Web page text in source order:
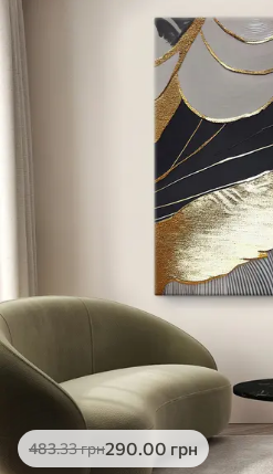
Яскраві, насичені кольори
Стійкість до вицвітання
Безпечне чорнило без запаху
Поверхня з текстурою полотна
Екологічний матеріал
Яскраві, насичені кольори
✓Стійкість до вицвітання
✓ Безпечне чорнило без запаху
Поверхня з текстурою полотна
✗ Екологічний матеріал
Еко-Преміум
Від455.00грн
483.33грн290 .00 грн